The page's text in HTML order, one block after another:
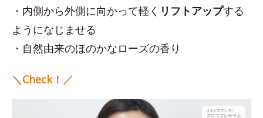
・内側から外側に向かって軽く リフトアップする
ようになじませる
・自然由来のほのかなローズの香り
＼Check！／